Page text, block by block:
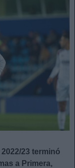
23 terminó
a Primera,